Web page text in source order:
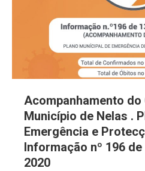
Acompanhamento
Município de Nelas .
Emergência e
Informação nº 196
2020